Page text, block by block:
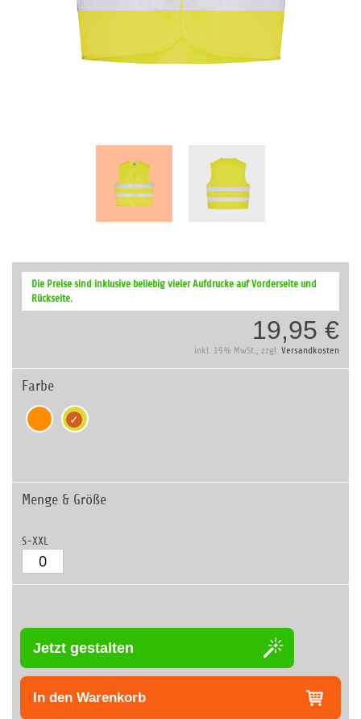
Anfang
Bildergalerie
Die Preise sind inklusive beliebig vieler Aufdrucke auf Vorderseite und
Rückseite.
19,95 €
inkl. 19% MwSt., zzgl. Versandkosten
Farbe
Menge & Größe
S-XXL
Jetzt gestalten
In den Warenkorb